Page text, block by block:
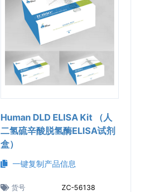
Human DLD ELISA Kit （人
二氢硫辛酸脱氢酶ELISA试剂
盒）
一键复制产品信息
货号
ZC-56138